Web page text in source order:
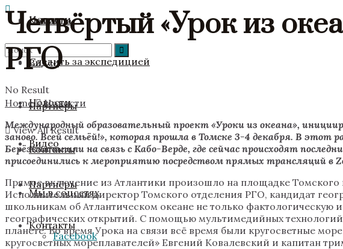
Новости
Видео
Партнёры
Контакты
Мы в соцсетях
Facebook
Команда
Следить за экспедицией
Новости
Видео
Партнёры
Контакты
No Result
View All Result
Четвёртый «Урок из
РГО
Home
Новости
Международный образовательный проект «Уроки из океана»,
заново. Всей семьёй!», которая прошла в Томске 3-4 декабря. В
Берёзкин вышли на связь с Кабо-Верде, где сейчас происходят
присоединились к мероприятию посредством прямых трансляций в
Прямое включение из Атлантики произошло на площадке
Исполнительный директор Томского отделения РГО, кандидат
школьникам об Атлантическом океане не только
географических открытий. С помощью мультимедийных
планете. Во время Урока на связи всё время были кругосветные
кругосветных мореплавателей» Евгений Ковалевский и капитан